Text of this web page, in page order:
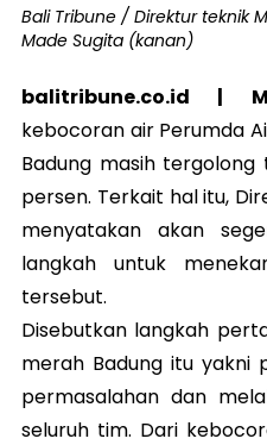
Bali Tribune / Direktur teknik
Made Sugita (kanan)
balitribune.co.id |
kebocoran air Perumda
Badung masih
persen. Terkait hal itu,
menyatakan akan
langkah untuk
tersebut.
Disebutkan langkah
merah Badung itu yakni
permasalahan dan
seluruh tim. Dari